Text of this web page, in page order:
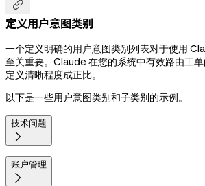

定义用户意图类别
一个定义明确的用户意图类别列表对于使用
至关重要。Claude 在您的系统中有效路由工
定义清晰程度成正比。
以下是一些用户意图类别和子类别的示例。
技术问题

账户管理
